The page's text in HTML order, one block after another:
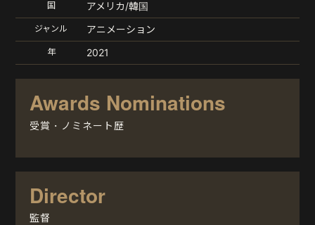
国 アメリカ/韓国
ジャンル アニメーション
年 2021
Awards Nominations
受賞・ノミネート歴
Director
監督